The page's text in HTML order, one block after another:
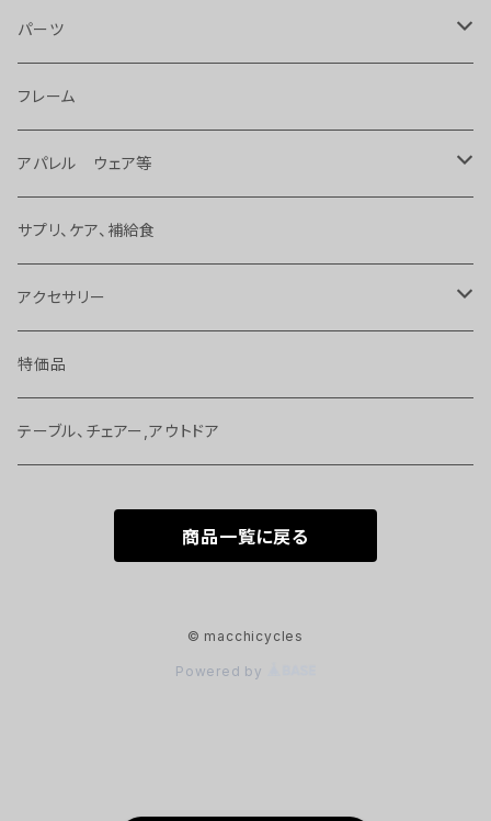
パーツ
ライト
タイヤ、チューブ 等
ハンドル、ステム、バーテープ 等
変速、ギヤ、ブレーキ
バッグ、アクセサリー
ヘッドパーツ、スペーサー 等
シートポスト、サドル
フレーム
アパレル ウェア等
バッグ
サングラス
ジャージ、T－シャツ 等
ヘルメット
サプリ、ケア、補給食
アクセサリー
ボトル
サイクルコンピューター
特価品
テーブル、チェアー,アウトドア
商品一覧に戻る
© macchicycles
Powered by